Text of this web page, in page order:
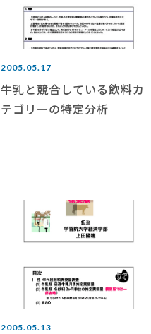
2005.05.17
牛乳と競合している飲料カ
テゴリーの特定分析
2005.05.13